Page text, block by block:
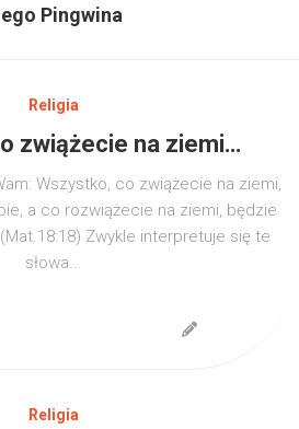
Pingwina
Religia
zwiążecie na ziemi…
Wszystko, co zwiążecie na ziemi,
a co rozwiążecie na ziemi, będzie
Zwykle interpretuje się te
słowa...
Religia